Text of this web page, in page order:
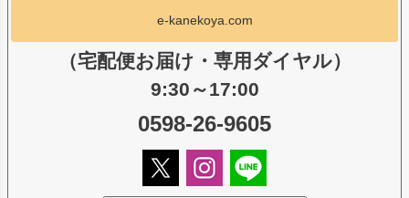
e-kanekoya.com
（宅配便お届け・専用ダイヤル）
9:30～17:00
0598-26-9605